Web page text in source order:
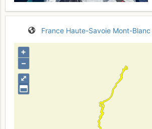
France Haute-Savoie Mont-Blanc
⤢
+
–